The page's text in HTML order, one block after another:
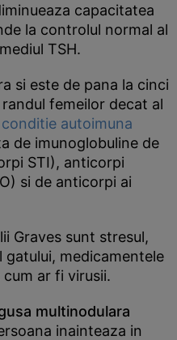
capacitatea
la controlul normal al
TSH.
si este de pana la cinci
femeilor decat al
conditie autoimuna
de imunoglobuline de
STI), anticorpi
si de anticorpi ai
Graves sunt stresul,
gatului, medicamentele
ar fi virusii.
multinodulara
inainteaza in